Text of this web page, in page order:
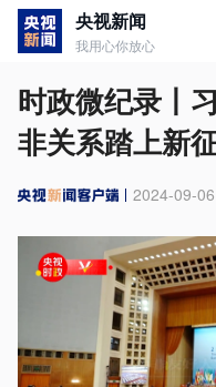
央视新闻
我用心你放心
时政微纪录丨
非关系踏上新
2024-09-